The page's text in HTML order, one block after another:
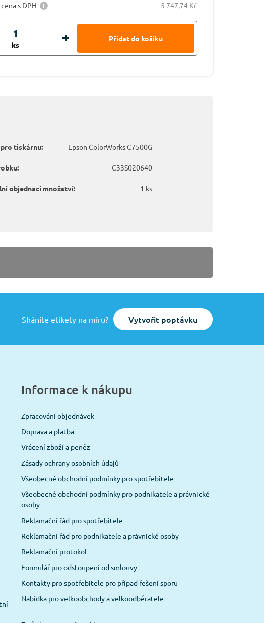
s DPH
5 747,74 Kč
ks
tiskárnu: Epson ColorWorks C7500G
C33S020640
objednací množství: 1 ks
Sháníte etikety na míru? Vytvořit poptávku
Informace k nákupu
Zpracování objednávek
Doprava a platba
Vrácení zboží a peněz
Zásady ochrany osobních údajů
Všeobecné obchodní podmínky pro spotřebitele
Všeobecné obchodní podmínky pro podnikatele a právnické
osoby
Reklamační řád pro spotřebitele
Reklamační řád pro podnikatele a právnické osoby
Reklamační protokol
Formulář pro odstoupení od smlouvy
Kontakty pro spotřebitele pro případ řešení sporu
Nabídka pro velkoobchody a velkoodběratele